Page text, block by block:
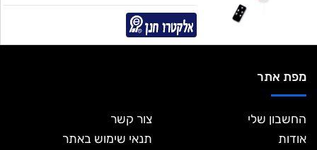
מפת אתר
החשבון שלי
אודות
צור קשר
תנאי שימוש באתר